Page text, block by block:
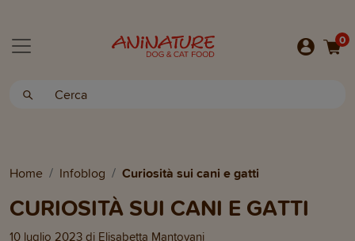
0
Home Infoblog Curiosità sui cani e gatti
CURIOSITÀ SUI CANI E GATTI
10 luglio 2023 di Elisabetta Mantovani